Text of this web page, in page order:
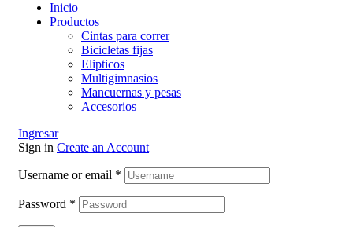
Inicio
Productos
Cintas para correr
Bicicletas fijas
Elipticos
Multigimnasios
Mancuernas y pesas
Accesorios
Ingresar
Sign in Create an Account
Username or email *
Password *